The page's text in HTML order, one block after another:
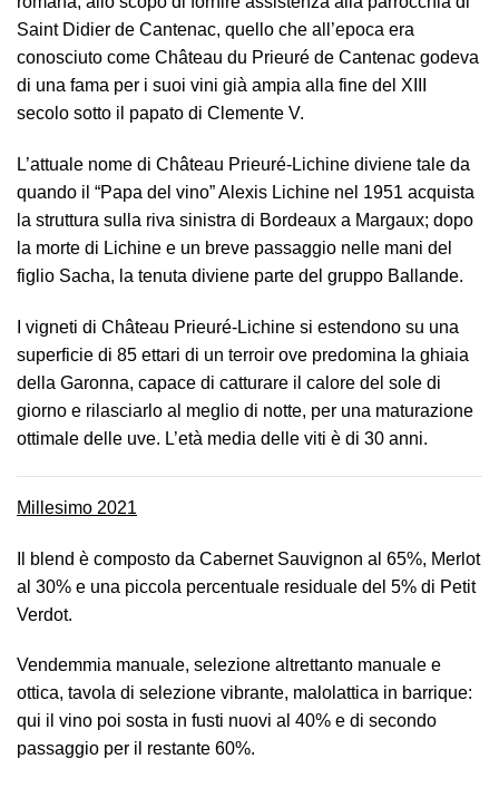
Saint Didier de Cantenac, quello che all’epoca era
conosciuto come Château du Prieuré de Cantenac godeva
di una fama per i suoi vini già ampia alla fine del XIII
secolo sotto il papato di Clemente V.
L’attuale nome di Château Prieuré-Lichine diviene tale da
quando il “Papa del vino” Alexis Lichine nel 1951 acquista
la struttura sulla riva sinistra di Bordeaux a Margaux; dopo
la morte di Lichine e un breve passaggio nelle mani del
figlio Sacha, la tenuta diviene parte del gruppo Ballande.
I vigneti di Château Prieuré-Lichine si estendono su una
superficie di 85 ettari di un terroir ove predomina la ghiaia
della Garonna, capace di catturare il calore del sole di
giorno e rilasciarlo al meglio di notte, per una maturazione
ottimale delle uve. L’età media delle viti è di 30 anni.
Millesimo 2021
Il blend è composto da Cabernet Sauvignon al 65%, Merlot
al 30% e una piccola percentuale residuale del 5% di Petit
Verdot.
Vendemmia manuale, selezione altrettanto manuale e
ottica, tavola di selezione vibrante, malolattica in barrique:
qui il vino poi sosta in fusti nuovi al 40% e di secondo
passaggio per il restante 60%.